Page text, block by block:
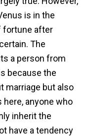
is in the
fortune after
The
a person from
because the
marriage but also
here, anyone who
inherit the
have a tendency